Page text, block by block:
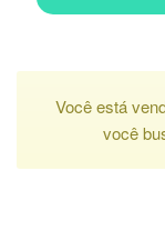
Você está
você